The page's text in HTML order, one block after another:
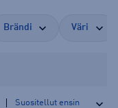
Brändi Väri